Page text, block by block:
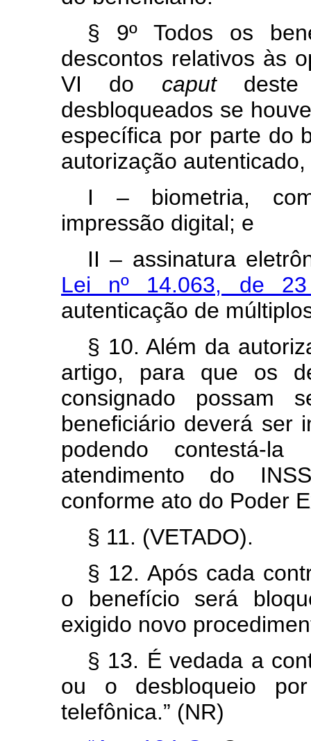
§ 9º Todos os
descontos relativos às
VI do caputdeste
desbloqueados se
específica por parte do
autorização
I – biometria,
impressão digital; e
II – assinatura
Lei nº 14.063, de
autenticação de
§ 10. Além da
artigo, para que os
consignado possam
beneficiário deverá ser
podendo contestá-
atendimento do
conforme ato do Poder
§ 11. (VETADO).
§ 12. Após cada
o benefício será
exigido novo
§ 13. É vedada a
ou o desbloqueio
telefônica.” (NR)